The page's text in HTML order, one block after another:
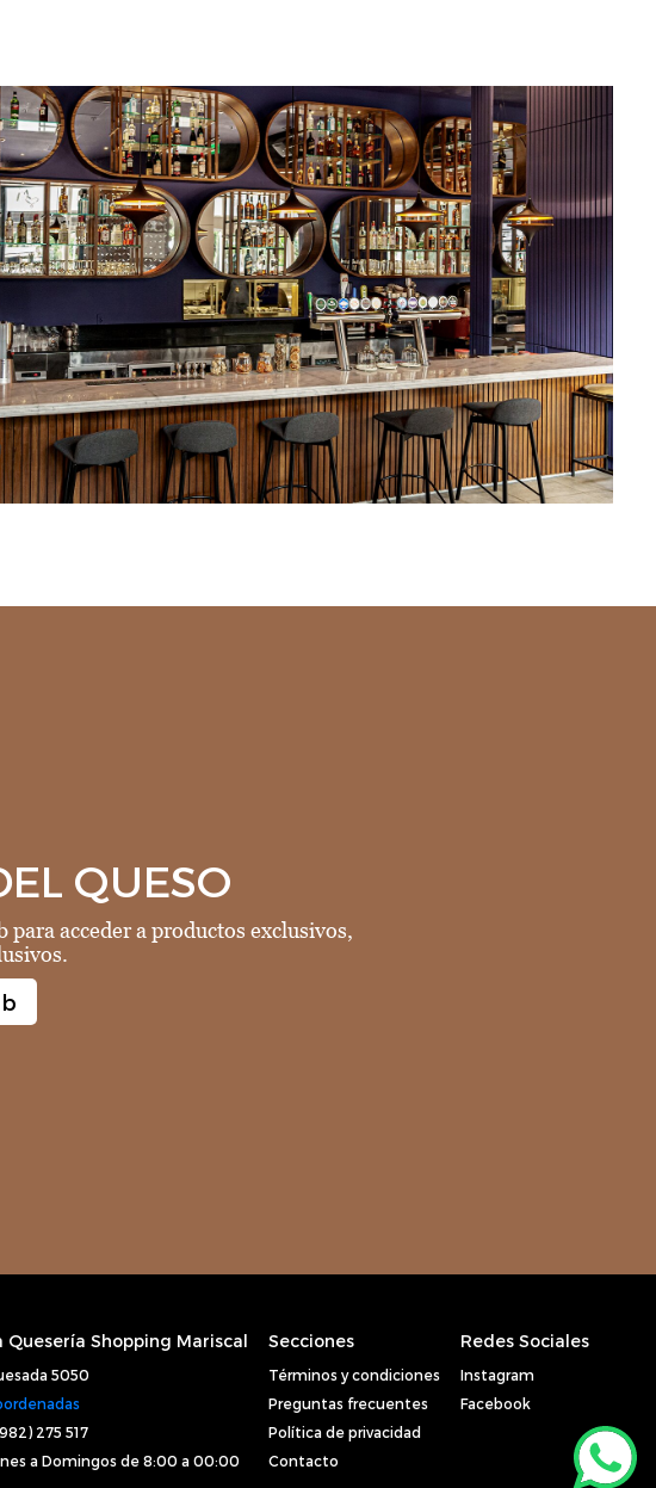
QUESO
para acceder a productos exclusivos,
Quesería Shopping Mariscal
5050
275 517
a Domingos de 8:00 a 00:00
Secciones
Términos y condiciones
Preguntas frecuentes
Política de privacidad
Contacto
Redes Sociales
Instagram
Facebook